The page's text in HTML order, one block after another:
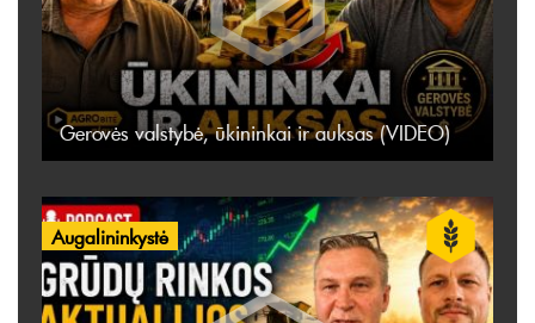
Gerovės valstybė, ūkininkai ir auksas (VIDEO)
Augalininkystė